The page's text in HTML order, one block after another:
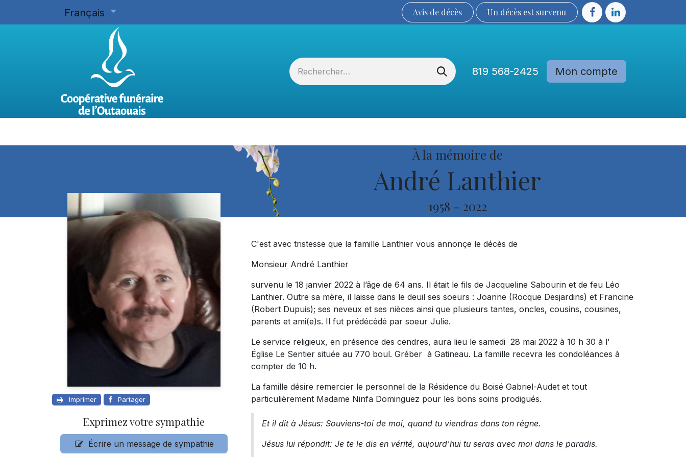
Français Avis de décès Un décès est sur​​​​​​​​ve​nu​​​​​​​​​​
819 568-2425 Mon compte
À la mémoire de
André Lanthier
1958 - 2022
Imprimer Partager
Exprimez votre sympathie
Écrire un message de sympathie
C'est avec tristesse que la famille Lanthier vous annonçe le décès de
Monsieur André Lanthier
survenu le 18 janvier 2022 à l’âge de 64 ans. Il était le fils de Jacqueline Sabourin et de feu Léo
Lanthier. Outre sa mère, il laisse dans le deuil ses soeurs : Joanne (Rocque Desjardins) et Francine
(Robert Dupuis); ses neveux et ses nièces ainsi que plusieurs tantes, oncles, cousins, cousines,
parents et ami(e)s. Il fut prédécédé par soeur Julie.
Le service religieux, en présence des cendres, aura lieu le samedi 28 mai 2022 à 10 h 30 à l'
Église Le Sentier située au 770 boul. Gréber à Gatineau. La famille recevra les condoléances à
compter de 10 h.
La famille désire remercier le personnel de la Résidence du Boisé Gabriel-Audet et tout
particulièrement Madame Ninfa Dominguez pour les bons soins prodigués.
Et il dit à Jésus: Souviens-toi de moi, quand tu viendras dans ton règne.
Jésus lui répondit: Je te le dis en vérité, aujourd'hui tu seras avec moi dans le paradis.